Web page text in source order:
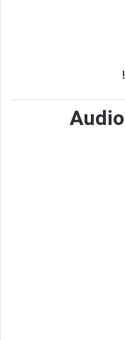
بهترین دستاورد صوتی (Audio